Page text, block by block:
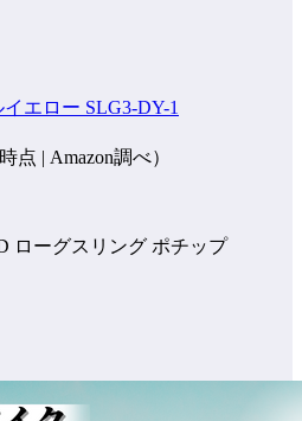
エロー SLG3-DY-1
点 | Amazon調べ）
ポチップ